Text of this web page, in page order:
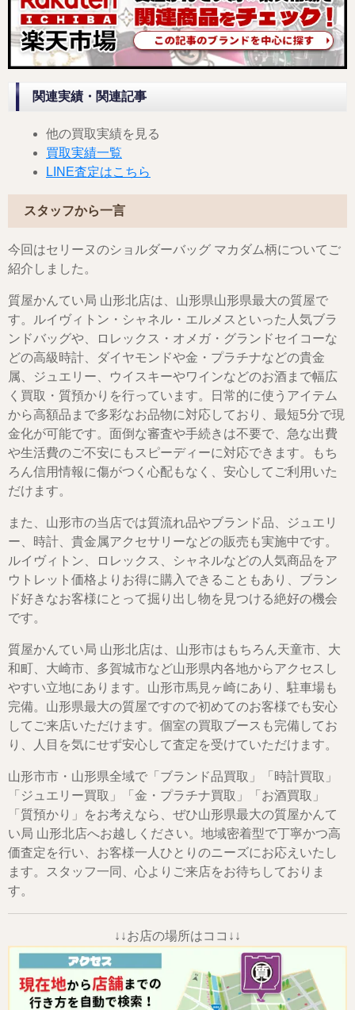
関連実績・関連記事
他の買取実績を見る
買取実績一覧
LINE査定はこちら
スタッフから一言
今回はセリーヌのショルダーバッグ マカダム柄についてご
紹介しました。
質屋かんてい局 山形北店は、山形県山形県最大の質屋で
す。ルイヴィトン・シャネル・エルメスといった人気ブラ
ンドバッグや、ロレックス・オメガ・グランドセイコーな
どの高級時計、ダイヤモンドや金・プラチナなどの貴金
属、ジュエリー、ウイスキーやワインなどのお酒まで幅広
く買取・質預かりを行っています。日常的に使うアイテム
から高額品まで多彩なお品物に対応しており、最短5分で現
金化が可能です。面倒な審査や手続きは不要で、急な出費
や生活費のご不安にもスピーディーに対応できます。もち
ろん信用情報に傷がつく心配もなく、安心してご利用いた
だけます。
また、山形市の当店では質流れ品やブランド品、ジュエリ
ー、時計、貴金属アクセサリーなどの販売も実施中です。
ルイヴィトン、ロレックス、シャネルなどの人気商品をア
ウトレット価格よりお得に購入できることもあり、ブラン
ド好きなお客様にとって掘り出し物を見つける絶好の機会
です。
質屋かんてい局 山形北店は、山形市はもちろん天童市、大
和町、大崎市、多賀城市など山形県内各地からアクセスし
やすい立地にあります。山形市馬見ヶ崎にあり、駐車場も
完備。山形県最大の質屋ですので初めてのお客様でも安心
してご来店いただけます。個室の買取ブースも完備してお
り、人目を気にせず安心して査定を受けていただけます。
山形市市・山形県全域で「ブランド品買取」「時計買取」
「ジュエリー買取」「金・プラチナ買取」「お酒買取」
「質預かり」をお考えなら、ぜひ山形県最大の質屋かんて
い局 山形北店へお越しください。地域密着型で丁寧かつ高
価査定を行い、お客様一人ひとりのニーズにお応えいたし
ます。スタッフ一同、心よりご来店をお待ちしておりま
す。
↓↓お店の場所はココ↓↓